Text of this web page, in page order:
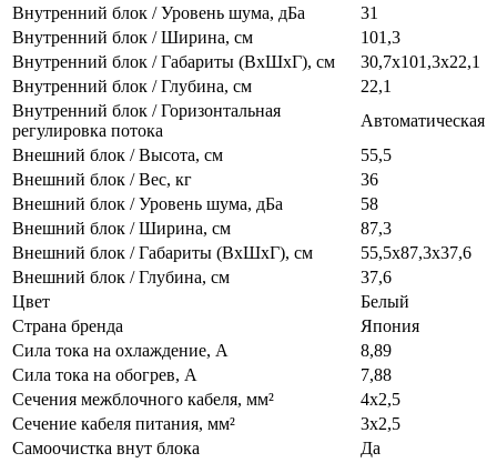
Внутренний блок / Уровень шума, дБа
31
Внутренний блок / Ширина, см
101,3
Внутренний блок / Габариты (ВхШхГ), см
30,7х101,3х22,1
Внутренний блок / Глубина, см
22,1
Внутренний блок / Горизонтальная
регулировка потока
Автоматическая
Внешний блок / Высота, см
55,5
Внешний блок / Вес, кг
36
Внешний блок / Уровень шума, дБа
58
Внешний блок / Ширина, см
87,3
Внешний блок / Габариты (ВхШхГ), см
55,5х87,3х37,6
Внешний блок / Глубина, см
37,6
Цвет
Белый
Страна бренда
Япония
Сила тока на охлаждение, А
8,89
Сила тока на обогрев, А
7,88
Сечения межблочного кабеля, мм²
4х2,5
Сечение кабеля питания, мм²
3х2,5
Самоочистка внут блока
Да